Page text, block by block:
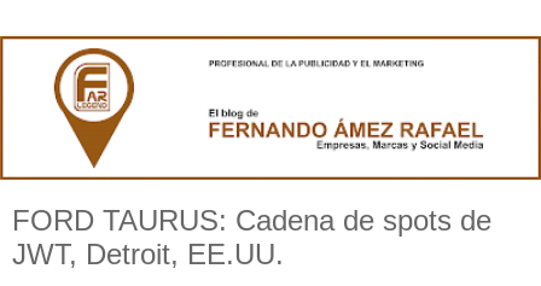
FORD TAURUS: Cadena de spots de
JWT, Detroit, EE.UU.